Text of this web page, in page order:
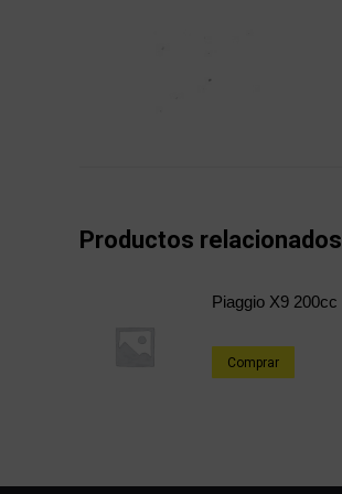
Productos relacionados
Piaggio X9 200cc
Comprar